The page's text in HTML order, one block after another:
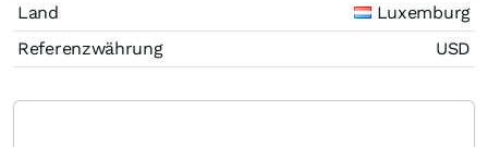
Land
Luxemburg
Referenzwährung
USD